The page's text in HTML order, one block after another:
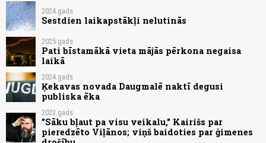
2024.gads
Sestdien laikapstākļi nelutinās
2025.gads
Pati bīstamākā vieta mājās pērkona negaisa
laikā
2024.gads
Ķekavas novada Daugmalē naktī degusi
publiska ēka
2023.gads
"Sāku bļaut pa visu veikalu," Kairišs par
pieredzēto Viļānos; viņš baidoties par ģimenes